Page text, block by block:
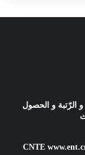
و الرّتبة و الحصول